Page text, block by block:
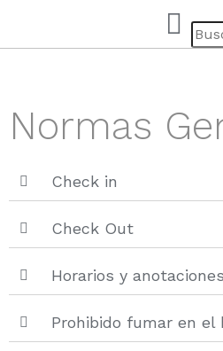
Normas
Check in
Check Out
Horarios y
Prohibido fumar en el